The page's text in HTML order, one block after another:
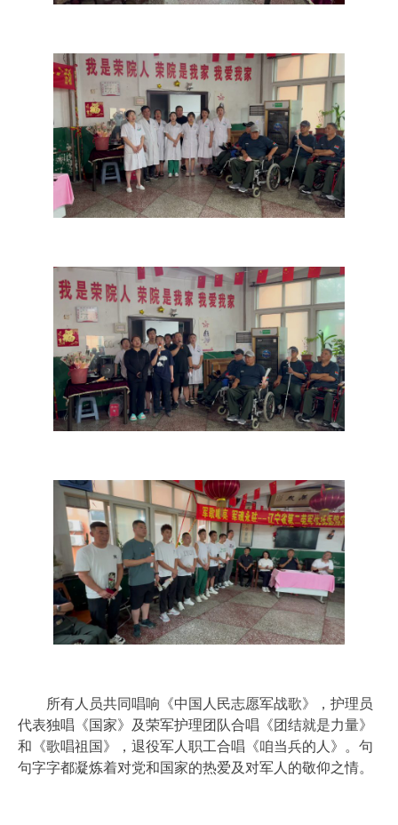
所有人员共同唱响《中国人民志愿军战歌》，护理员
代表独唱《国家》及荣军护理团队合唱《团结就是力量》
和《歌唱祖国》，退役军人职工合唱《咱当兵的人》。句
句字字都凝炼着对党和国家的热爱及对军人的敬仰之情。